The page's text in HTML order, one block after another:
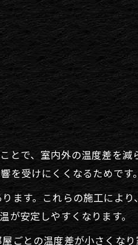
とで、室内外の温度差を減
受けにくくなるためです。
ます。これらの施工によ
安定しやすくなります。
ごとの温度差が小さくな